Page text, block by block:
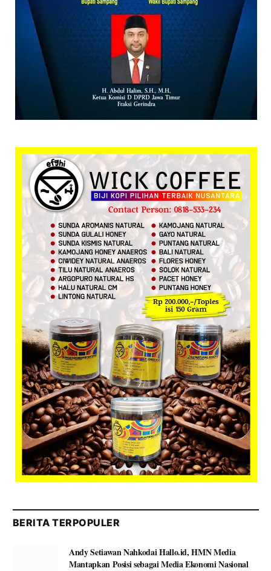
BERITA TERPOPULER
Andy Setiawan Nahkodai Hallo.id, HMN Media
Mantapkan Posisi sebagai Media Ekonomi Nasional